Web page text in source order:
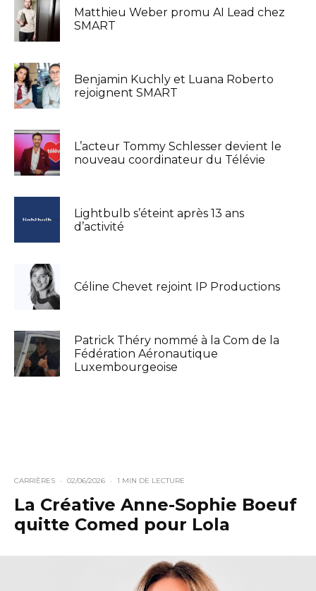
Matthieu Weber promu AI Lead chez
SMART
Benjamin Kuchly et Luana Roberto
rejoignent SMART
L’acteur Tommy Schlesser devient le
nouveau coordinateur du Télévie
Lightbulb s’éteint après 13 ans
d’activité
Céline Chevet rejoint IP Productions
Patrick Théry nommé à la Com de la
Fédération Aéronautique
Luxembourgeoise
CARRIÈRES · 02/06/2026 · 1 MIN DE LECTURE
La Créative Anne-Sophie Boeuf
quitte Comed pour Lola